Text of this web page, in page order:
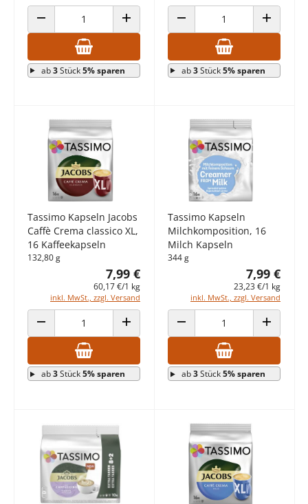
ANZAHL VERRINGERN ANZAHL ERHÖHEN
ab3Stück5% sparen
ANZAHL VERRINGERN ANZAHL
ab3Stück5% sparen
Tassimo Kapseln Jacobs
Caffè Crema classico XL,
16 Kaffeekapseln
132,80 g
7,99 €
60,17 €/1 kg
inkl. MwSt., zzgl. Versand
ANZAHL VERRINGERN ANZAHL ERHÖHEN
ab3Stück5% sparen
Tassimo Kapseln
Milchkomposition, 16
Milch Kapseln
344 g
7,99 €
23,23 €/1 kg
inkl. MwSt., zzgl. Versand
ANZAHL VERRINGERN ANZAHL
ab3Stück5% sparen